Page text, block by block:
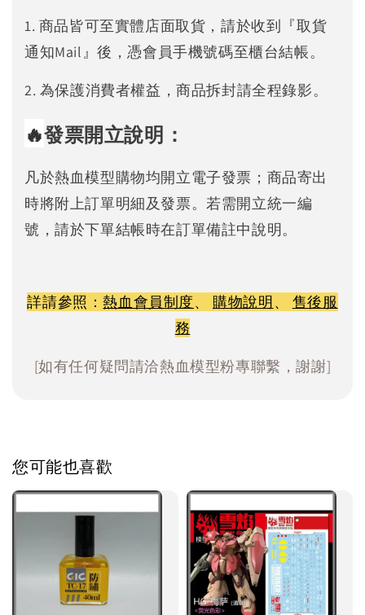
1. 商品皆可至實體店面取貨，請於收到『取貨
通知Mail』後，憑會員手機號碼至櫃台結帳。
2. 為保護消費者權益，商品拆封請全程錄影。
🔥發票開立說明：
凡於熱血模型購物均開立電子發票；商品寄出
時將附上訂單明細及發票。若需開立統一編
號，請於下單結帳時在訂單備註中說明。
詳請參照：熱血會員制度、 購物說明、 售後服
務
[如有任何疑問請洽熱血模型粉專聯繫，謝謝]
您可能也喜歡